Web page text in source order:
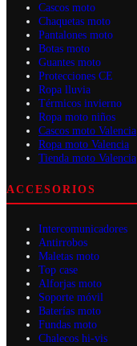
Cascos moto
Chaquetas moto
Pantalones moto
Botas moto
Guantes moto
Protecciones CE
Ropa lluvia
Térmicos invierno
Ropa moto niños
Cascos moto Valencia
Ropa moto Valencia
Tienda moto Valencia
ACCESORIOS
Intercomunicadores
Antirrobos
Maletas moto
Top case
Alforjas moto
Soporte móvil
Baterías moto
Fundas moto
Chalecos hi-vis